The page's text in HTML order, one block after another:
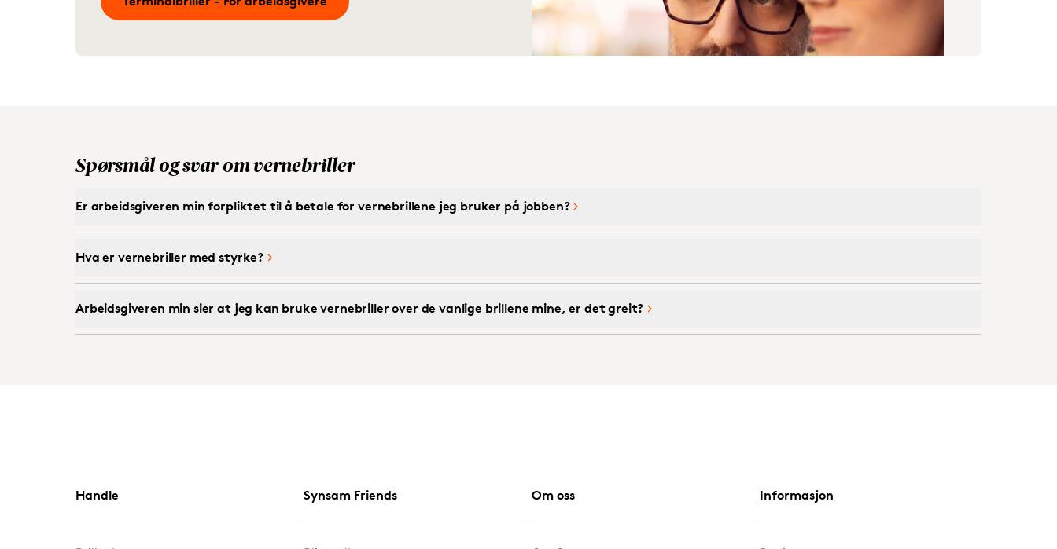
Spørsmål og svar om vernebriller
Er arbeidsgiveren min forpliktet til å betale for vernebrillene jeg bruker på jobben?
Hva er vernebriller med styrke?
Arbeidsgiveren min sier at jeg kan bruke vernebriller over de vanlige brillene mine, er det greit?
Handle Synsam Friends Om oss Informasjon